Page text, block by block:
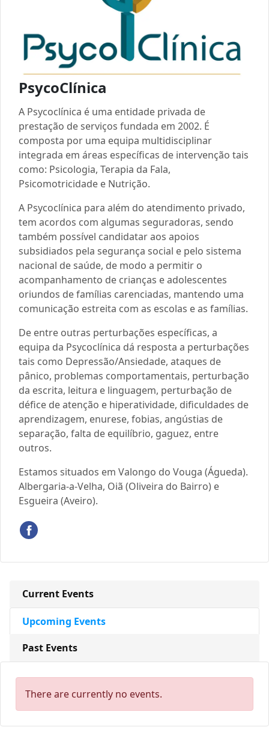
PsycoClínica
A Psycoclínica é uma entidade privada de
prestação de serviços fundada em 2002. É
composta por uma equipa multidisciplinar
integrada em áreas específicas de intervenção tais
como: Psicologia, Terapia da Fala,
Psicomotricidade e Nutrição.
A Psycoclínica para além do atendimento privado,
tem acordos com algumas seguradoras, sendo
também possível candidatar aos apoios
subsidiados pela segurança social e pelo sistema
nacional de saúde, de modo a permitir o
acompanhamento de crianças e adolescentes
oriundos de famílias carenciadas, mantendo uma
comunicação estreita com as escolas e as famílias.
De entre outras perturbações específicas, a
equipa da Psycoclínica dá resposta a perturbações
tais como Depressão/Ansiedade, ataques de
pânico, problemas comportamentais, perturbação
da escrita, leitura e linguagem, perturbação de
défice de atenção e hiperatividade, dificuldades de
aprendizagem, enurese, fobias, angústias de
separação, falta de equilíbrio, gaguez, entre
outros.
Estamos situados em Valongo do Vouga (Águeda).
Albergaria-a-Velha, Oiã (Oliveira do Bairro) e
Esgueira (Aveiro).
Current Events
Upcoming Events
Past Events
There are currently no events.